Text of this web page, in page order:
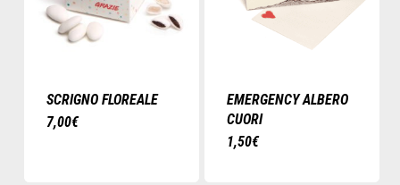
SCRIGNO FLOREALE
7,00€
EMERGENCY ALBERO
CUORI
1,50€